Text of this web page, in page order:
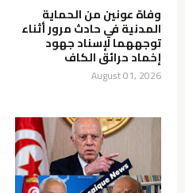
وفاة عونين من الحماية
المدنية في حادث مرور أثناء
توجههما لإسناد جهود
إخماد حرائق الكاف
August 01, 2026